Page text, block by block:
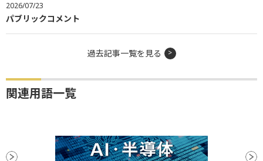
2026/07/23
パブリックコメント
過去記事一覧を見る
関連用語一覧